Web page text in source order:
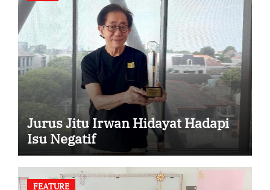
Jurus Jitu Irwan Hidayat Hadapi
Isu Negatif
FEATURE